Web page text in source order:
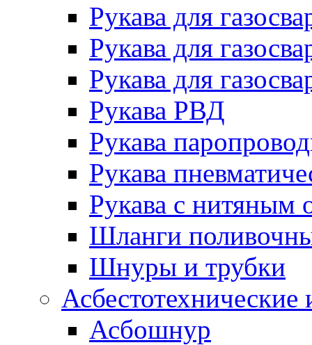
Рукава для
Рукава для
Рукава для
Рукава РВД
Рукава
Рукава
Рукава с нитяным
Шланги
Шнуры и трубки
Асбестотехнические
Асбошнур